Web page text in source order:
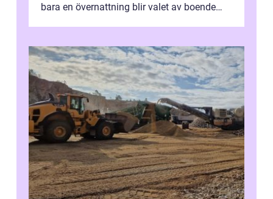
bara en övernattning blir valet av boende